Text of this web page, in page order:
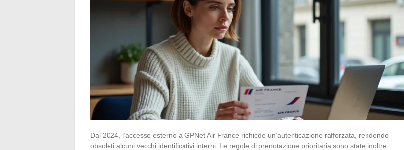
Dal 2024, l’accesso esterno a GPNet Air France richiede un’autenticazione rafforzata, rendendo
obsoleti alcuni vecchi identificativi interni. Le regole di prenotazione prioritaria sono state inoltre